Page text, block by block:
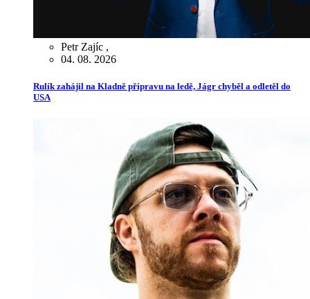
Petr Zajíc ,
04. 08. 2026
Rulík zahájil na Kladně přípravu na ledě, Jágr chyběl a odletěl do
USA